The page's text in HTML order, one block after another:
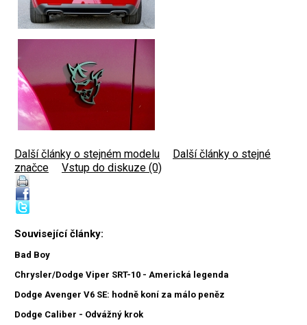
Další články o stejném modelu
Další články o stejné
značce
Vstup do diskuze (0)
Související články:
Bad Boy
Chrysler/Dodge Viper SRT-10 - Americká legenda
Dodge Avenger V6 SE: hodně koní za málo peněz
Dodge Caliber - Odvážný krok